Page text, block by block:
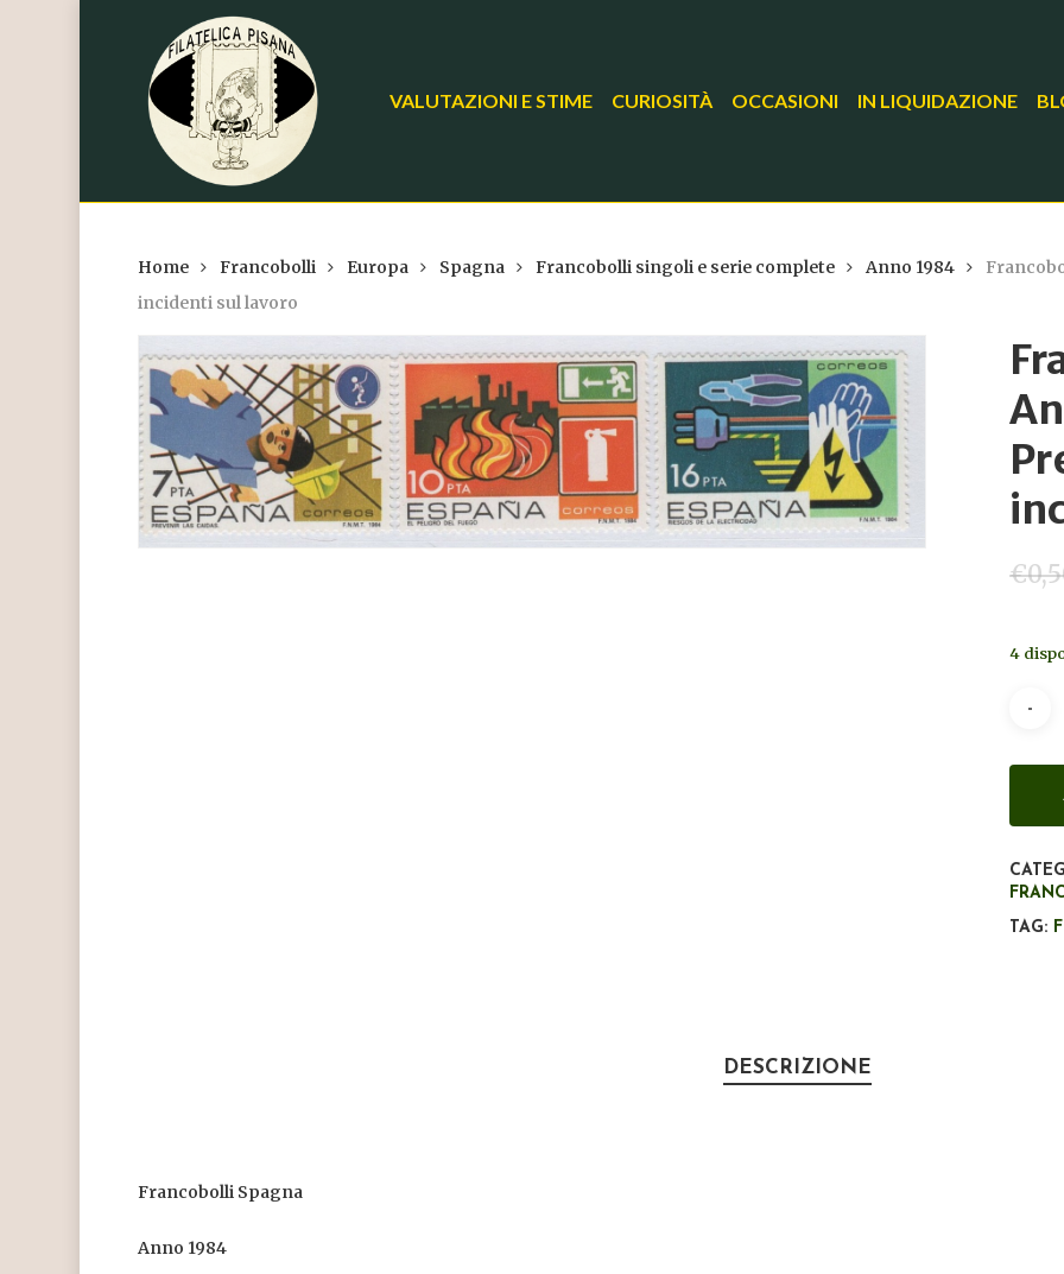
Hit enter to search or ESC to close
VALUTAZIONI E STIME CURIOSITÀ OCCASIONI IN LIQUIDAZIONE
Home Francobolli Europa Spagna Francobolli singoli e serie complete Anno 1984
incidenti sul lavoro
€
4
TAG:
DESCRIZIONE
Francobolli Spagna
Anno 1984